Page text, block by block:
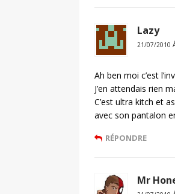
Lazy
21/07/2010
Ah ben moi c’est
J’en attendais rien
C’est ultra kitch et
avec son pantalon
RÉPONDRE
Mr